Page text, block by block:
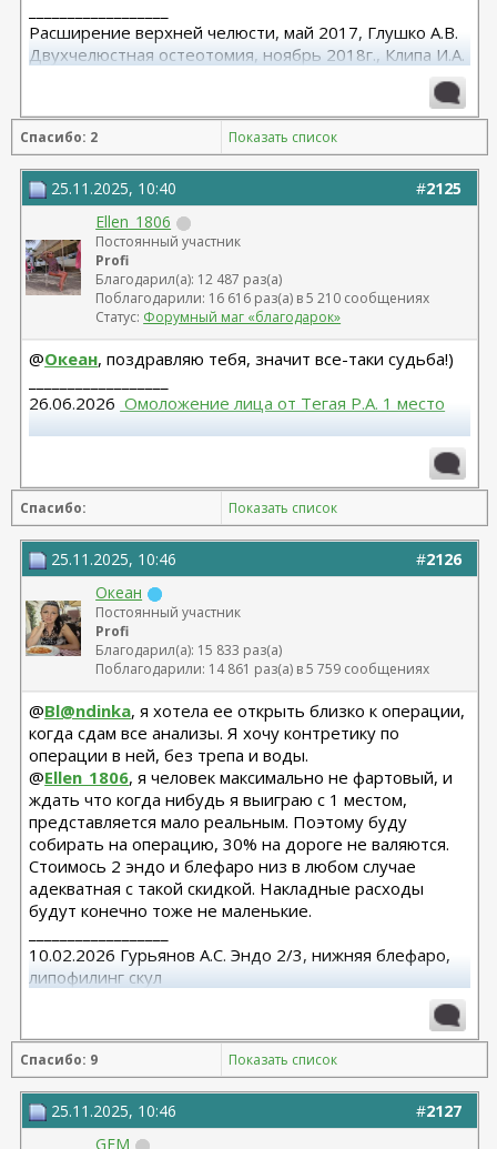
Расширение верхней челюсти, май 2017, Глушко А.В.
Двухчелюстная остеотомия, ноябрь 2018г., Клипа И.А.
Маммопластика (подтяжка без имплантов с редукцией
Спасибо: 2 Показать список
#2125
25.11.2025, 10:40
Ellen_1806
Постоянный участник
Profi
Благодарил(а): 12 487 раз(а)
Поблагодарили: 16 616 раз(а) в 5 210 сообщениях
Статус: Форумный маг «благодарок»
@Океан, поздравляю тебя, значит все-таки судьба!)
26.06.2026 Омоложение лица от Тегая Р.А. 1 место
surgeon.ru/showthread.php?t=27316
Круговая блефаропластика, 24.02.2023 г., Малышева
Н.А.- Не рекомендую.
Спасибо: Показать список
#2126
25.11.2025, 10:46
Океан
Постоянный участник
Profi
Благодарил(а): 15 833 раз(а)
Поблагодарили: 14 861 раз(а) в 5 759 сообщениях
@Bl@ndinka, я хотела ее открыть близко к операции,
когда сдам все анализы. Я хочу контретику по
операции в ней, без трепа и воды.
@Ellen_1806, я человек максимально не фартовый, и
ждать что когда нибудь я выиграю с 1 местом,
представляется мало реальным. Поэтому буду
собирать на операцию, 30% на дороге не валяются.
Стоимось 2 эндо и блефаро низ в любом случае
адекватная с такой скидкой. Накладные расходы
будут конечно тоже не маленькие.
10.02.2026 Гурьянов А.С. Эндо 2/3, нижняя блефаро,
липофилинг скул
Спасибо: 9 Показать список
#2127
25.11.2025, 10:46
GEM